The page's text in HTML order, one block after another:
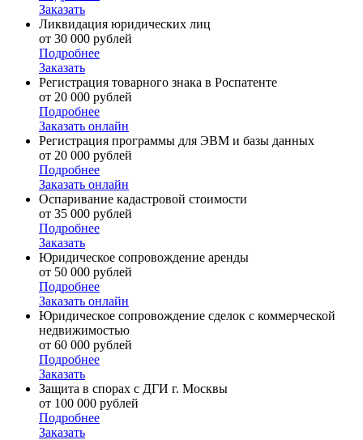
Заказать
Ликвидация юридических лиц
от 30 000 рублей
Подробнее
Заказать
Регистрация товарного знака в Роспатенте
от 20 000 рублей
Подробнее
Заказать онлайн
Регистрация программы для ЭВМ и базы данных
от 20 000 рублей
Подробнее
Заказать онлайн
Оспаривание кадастровой стоимости
от 35 000 рублей
Подробнее
Заказать
Юридическое сопровождение аренды
от 50 000 рублей
Подробнее
Заказать онлайн
Юридическое сопровождение сделок с коммерческой
недвижимостью
от 60 000 рублей
Подробнее
Заказать
Защита в спорах с ДГИ г. Москвы
от 100 000 рублей
Подробнее
Заказать